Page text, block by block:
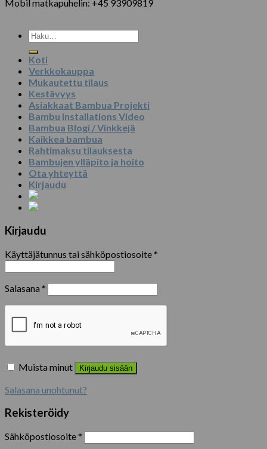
Mobil matkapuhelin: +45 93909819
Etsi:
Koti
Verkkokauppa
Mukautettu tilaus
Kestävyys
Asiakkaat Bambua Projekti
Bambu Installations Video
Bambua Blogi / Vinkkejä
Kaikkea bambua
Rahtimaksu tilauksesta
Bambujen ylläpito ja hoito
Ota yhteyttä
Kirjaudu
Kirjaudu
Käyttäjätunnus tai sähköpostiosoite*
Salasana *
Muista minut Kirjaudu sisään
Salasana unohtunut?
Rekisteröidy
Sähköpostiosoite*